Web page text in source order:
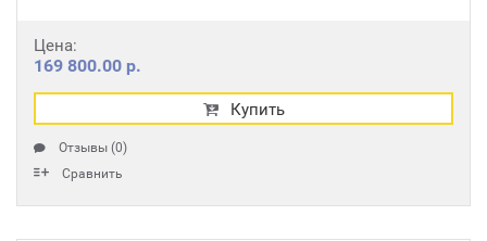
Цена:
169 800.00 р.
Купить
Отзывы (0)
Сравнить